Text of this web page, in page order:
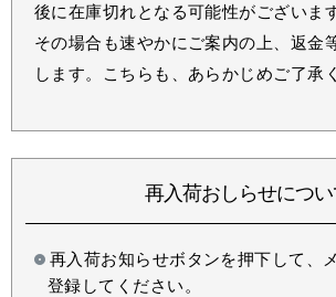
後に在庫切れとなる可能性がございます
その場合も速やかにご案内の上、返金
します。こちらも、あらかじめご了承
再入荷おしらせについ
再入荷お知らせボタンを押下して、
登録してください。